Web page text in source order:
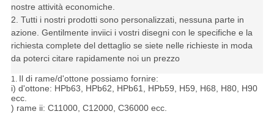
nostre attività economiche.
2. Tutti i nostri prodotti sono personalizzati, nessuna parte in
azione. Gentilmente inviici i vostri disegni con le specifiche e la
richiesta complete del dettaglio se siete nelle richieste in moda
da poterci citare rapidamente noi un prezzo
1. Il di rame/d'ottone possiamo fornire:
i) d'ottone: HPb63, HPb62, HPb61, HPb59, H59, H68, H80, H90
ecc.
) rame ii: C11000, C12000, C36000 ecc.